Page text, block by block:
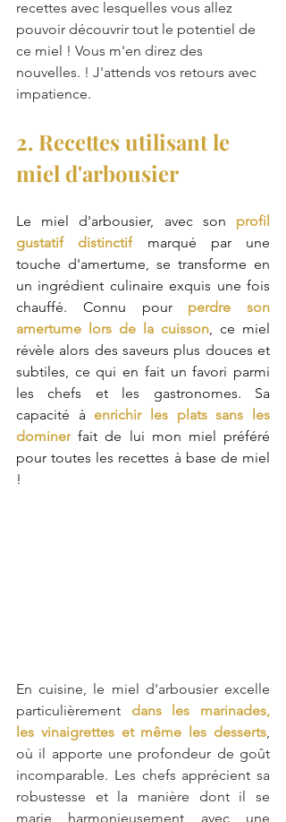
recettes avec lesquelles vous allez
pouvoir découvrir tout le potentiel de
ce miel ! Vous m'en direz des
nouvelles. ! J'attends vos retours avec
impatience.
2. Recettes utilisant le
miel d'arbousier
Le miel d'arbousier, avec son profil
gustatif distinctif marqué par une
touche d'amertume, se transforme en
un ingrédient culinaire exquis une fois
chauffé. Connu pour perdre son
amertume lors de la cuisson, ce miel
révèle alors des saveurs plus douces et
subtiles, ce qui en fait un favori parmi
les chefs et les gastronomes. Sa
capacité à enrichir les plats sans les
dominer fait de lui mon miel préféré
pour toutes les recettes à base de miel
!
En cuisine, le miel d'arbousier excelle
particulièrement dans les marinades,
les vinaigrettes et même les desserts,
où il apporte une profondeur de goût
incomparable. Les chefs apprécient sa
robustesse et la manière dont il se
marie harmonieusement avec une